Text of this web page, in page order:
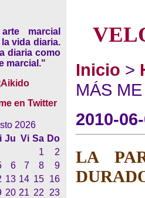
marcial
vida diaria.
diaria como
marcial."
2026
Ju Vi Sa Do
1
2
6 7 8
9
13 14 15
16
20 21 22
23
Inicio >
MÁS
2010-
LA